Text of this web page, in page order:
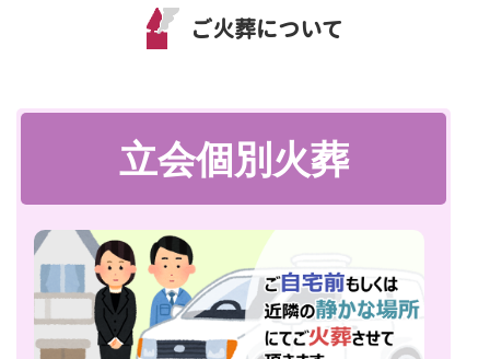
ご火葬について
立会個別火葬